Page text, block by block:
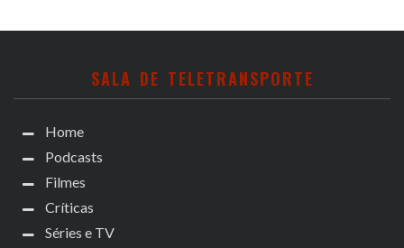
SALA DE TELETRANSPORTE
Home
Podcasts
Filmes
Críticas
Séries e TV